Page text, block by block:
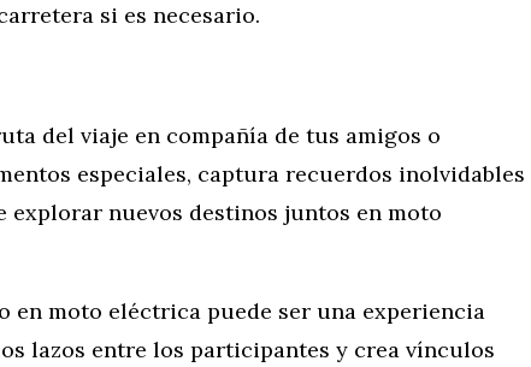
si es necesario.
del viaje en compañía de tus amigos o
especiales, captura recuerdos inolvidables
explorar nuevos destinos juntos en moto
en moto eléctrica puede ser una experiencia
lazos entre los participantes y crea vínculos